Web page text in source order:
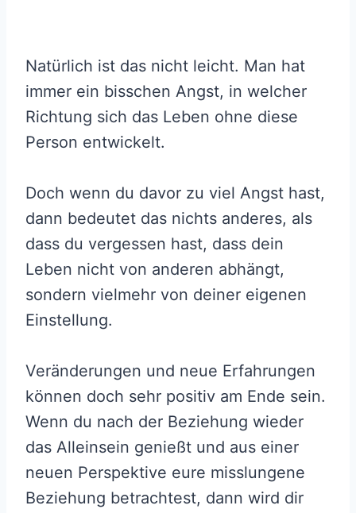
Natürlich ist das nicht leicht. Man hat
immer ein bisschen Angst, in welcher
Richtung sich das Leben ohne diese
Person entwickelt.
Doch wenn du davor zu viel Angst hast,
dann bedeutet das nichts anderes, als
dass du vergessen hast, dass dein
Leben nicht von anderen abhängt,
sondern vielmehr von deiner eigenen
Einstellung.
Veränderungen und neue Erfahrungen
können doch sehr positiv am Ende sein.
Wenn du nach der Beziehung wieder
das Alleinsein genießt und aus einer
neuen Perspektive eure misslungene
Beziehung betrachtest, dann wird dir